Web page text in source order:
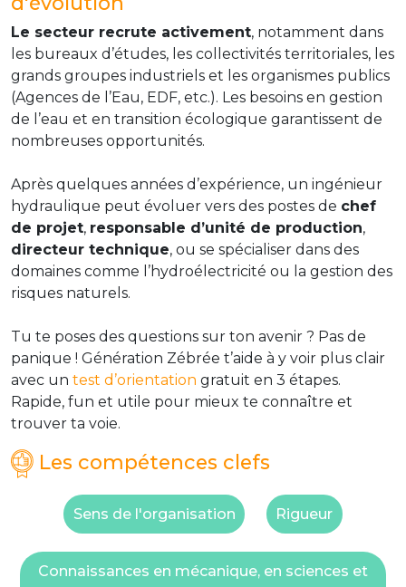
Le secteur recrute activement, notamment dans
les bureaux d’études, les collectivités territoriales, les
grands groupes industriels et les organismes publics
(Agences de l’Eau, EDF, etc.). Les besoins en gestion
de l’eau et en transition écologique garantissent de
nombreuses opportunités.
Après quelques années d’expérience, un ingénieur
hydraulique peut évoluer vers des postes de chef
de projet, responsable d’unité de production,
directeur technique, ou se spécialiser dans des
domaines comme l’hydroélectricité ou la gestion des
risques naturels.
Tu te poses des questions sur ton avenir ? Pas de
panique ! Génération Zébrée t’aide à y voir plus clair
avec un test d’orientation gratuit en 3 étapes.
Rapide, fun et utile pour mieux te connaître et
trouver ta voie.
Les compétences clefs
Sens de l'organisation Rigueur
Connaissances en mécanique, en sciences et